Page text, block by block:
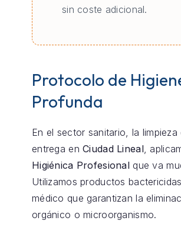
sin coste adicional.
Protocolo de
Profunda
En el sector sanitario, la
entrega enCiudad Lineal,
Higiénica Profesional que va
Utilizamos productos
médico que garantizan la
orgánico o microorganismo.